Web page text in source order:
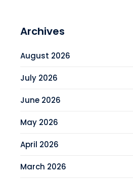
Archives
August 2026
July 2026
June 2026
May 2026
April 2026
March 2026